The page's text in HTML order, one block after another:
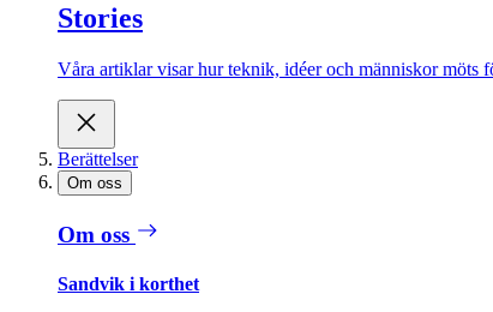
Stories
Våra artiklar visar hur teknik, idéer och människor möts
Berättelser
Om oss
Om oss
Sandvik i korthet